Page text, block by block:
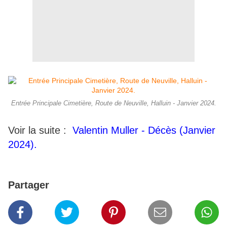
Entrée Principale Cimetière, Route de Neuville, Halluin - Janvier 2024.
Voir la suite : Valentin Muller - Décès (Janvier
2024).
Partager